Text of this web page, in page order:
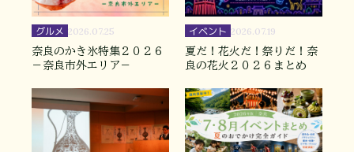
グルメ 2026.07.25
奈良のかき氷特集２０２６
－奈良市外エリア－
イベント 2026.07.19
夏だ！花火だ！祭りだ！奈
良の花火２０２６まとめ